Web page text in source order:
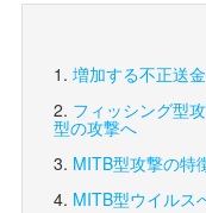
増加する不正送
フィッシング型
型の攻撃へ
MITB型攻撃の特
MITB型ウイルス